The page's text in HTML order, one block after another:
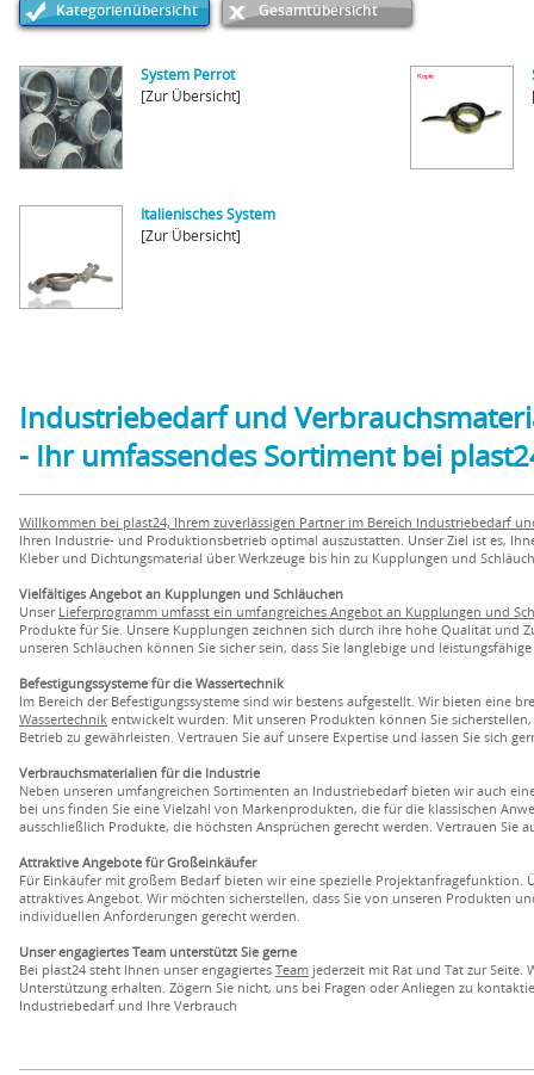
Kategorienübersicht Gesamtübersicht
System Perrot
[Zur Übersicht]
Italienisches System
[Zur Übersicht]
Industriebedarf und
- Ihr umfassendes Sortiment bei
Willkommen bei plast24, Ihrem zuverlässigen Partner im Bereich Industriebedarf
Ihren Industrie- und Produktionsbetrieb optimal auszustatten. Unser Ziel ist es,
Kleber und Dichtungsmaterial über Werkzeuge bis hin zu Kupplungen und
Vielfältiges Angebot an Kupplungen und Schläuchen
Unser Lieferprogramm umfasst ein umfangreiches Angebot an Kupplungen und
Produkte für Sie. Unsere Kupplungen zeichnen sich durch ihre hohe Qualität
unseren Schläuchen können Sie sicher sein, dass Sie langlebige und
Befestigungssysteme für die Wassertechnik
Im Bereich der Befestigungssysteme sind wir bestens aufgestellt. Wir bieten eine
Wassertechnik entwickelt wurden. Mit unseren Produkten können Sie
Betrieb zu gewährleisten. Vertrauen Sie auf unsere Expertise und lassen Sie sich
Verbrauchsmaterialien für die Industrie
Neben unseren umfangreichen Sortimenten an Industriebedarf bieten wir auch
bei uns finden Sie eine Vielzahl von Markenprodukten, die für die klassischen
ausschließlich Produkte, die höchsten Ansprüchen gerecht werden. Vertrauen Sie
Attraktive Angebote für Großeinkäufer
Für Einkäufer mit großem Bedarf bieten wir eine spezielle
attraktives Angebot. Wir möchten sicherstellen, dass Sie von unseren Produkten
individuellen Anforderungen gerecht werden.
Unser engagiertes Team unterstützt Sie gerne
Bei plast24 steht Ihnen unser engagiertes Team jederzeit mit Rat und Tat zur Seite.
Unterstützung erhalten. Zögern Sie nicht, uns bei Fragen oder Anliegen zu
Industriebedarf und Ihre Verbrauch